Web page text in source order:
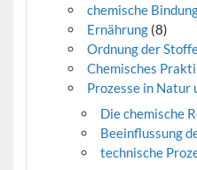
chemische
Ernährung (8)
Ordnung der
Chemisches
Prozesse in Natur
Die chemische
Beeinflussung
technische